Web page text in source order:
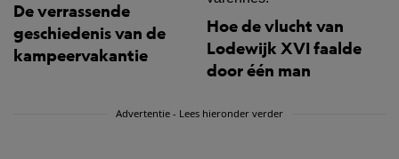
De verrassende
geschiedenis van de
kampeervakantie
Hoe de vlucht van
Lodewijk XVI faalde
door één man
Advertentie - Lees hieronder verder